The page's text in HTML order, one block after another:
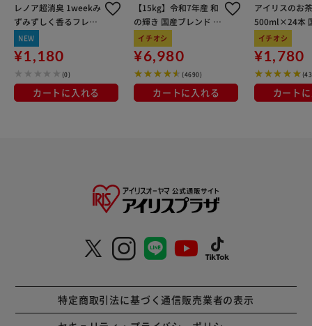
レノア超消臭 1weekみ
ずみずしく香るフレッ
シュグリーンの香り 詰
め替え用超特大サイズ
1600ml
NEW
¥1,180
(0)
カートに入れる
【15kg】令和7年産 和
の輝き 国産ブレンド 5
kg×3袋
イチオシ
¥6,980
(4690)
カートに入れる
アイリスのお
500ml×24本
100％使用
イチオシ
¥1,780
カート
特定商取引法に基づく通信販売業者の表示